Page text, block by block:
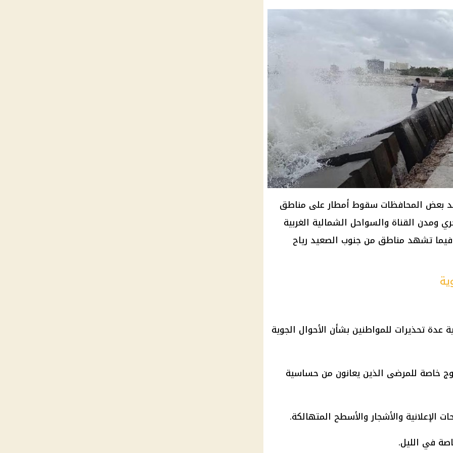
بعض المحافظات سقوط أمطار على مناطق
ومدن القناة والسواحل الشمالية الغربية
تشهد مناطق من جنوب الصعيد رياح
عدة تحذيرات للمواطنين بشأن الأحوال الجوية
خاصة للمرضى الذين يعانون من حساسية
الإعلانية والأشجار والأسطح المتهالكة.
في الليل.